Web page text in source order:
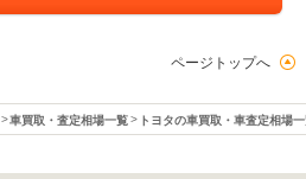
ページトップへ
車買取・査定相場一覧 トヨタの車買取・車査定相場